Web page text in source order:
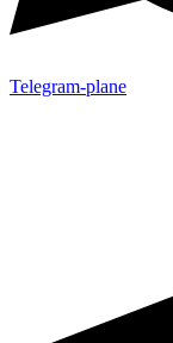
Telegram-plane